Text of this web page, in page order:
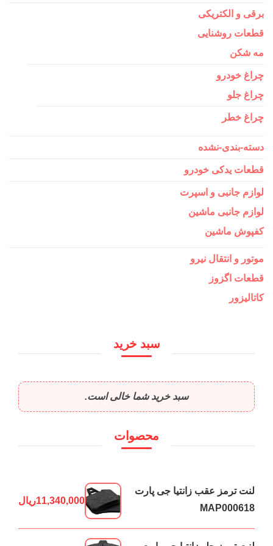
برقی و الکتریکی
قطعات روشنایی
مه شکن
چراغ خودرو
چراغ جلو
چراغ خطر
دسته-بندی-نشده
قطعات یدکی خودرو
لوازم جانبی و اسپرت
لوازم جانبی ماشین
کفپوش ماشین
موتور و انتقال نیرو
قطعات اگزوز
کاتالیزور
سبد خرید
سبد خرید شما خالی است.
محصوات
لنت ترمز عقب زانتیا جی پارت
MAP000618
11,340,000ریال